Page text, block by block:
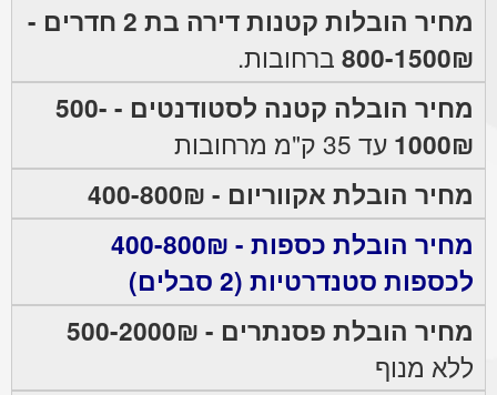
מחיר הובלות קטנות דירה בת 2 חדרים -
800-1500₪ ברחובות.
מחיר הובלה קטנה לסטודנטים - 500-
1000₪ עד 35 ק"מ מרחובות
מחיר הובלת אקווריום - 400-800₪
מחיר הובלת כספות - 400-800₪
לכספות סטנדרטיות (2 סבלים)
מחיר הובלת פסנתרים - 500-2000₪
ללא מנוף